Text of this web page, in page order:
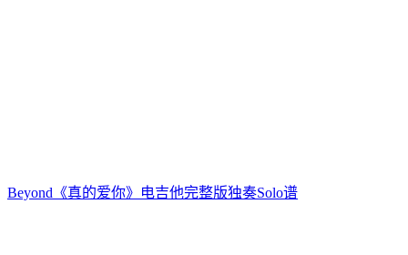
Beyond《真的爱你》电吉他完整版独奏Solo谱